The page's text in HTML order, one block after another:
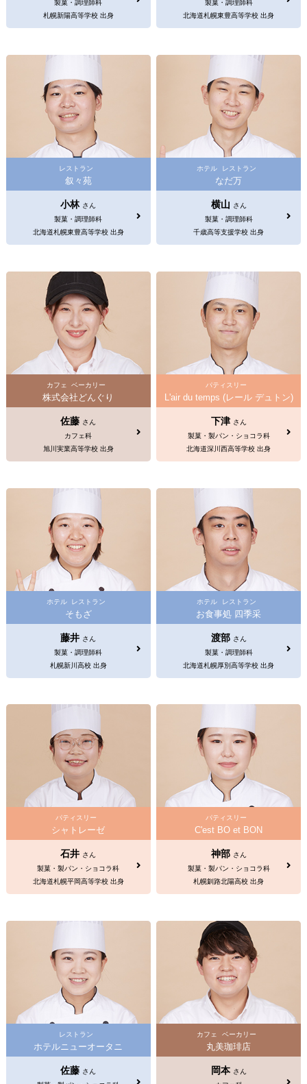
製菓・調理師科
札幌新陽高等学校 出身
製菓・調理師科
北海道札幌東豊高等学校 出身
レストラン
叙々苑
小林 さん
製菓・調理師科
北海道札幌東豊高等学校 出身
ホテル レストラン
なだ万
横山 さん
製菓・調理師科
千歳高等支援学校 出身
カフェ ベーカリー
株式会社どんぐり
佐藤 さん
カフェ科
旭川実業高等学校 出身
パティスリー
L'air du temps (レール デュトン)
下津 さん
製菓・製パン・ショコラ科
北海道深川西高等学校 出身
ホテル レストラン
そもざ
藤井 さん
製菓・調理師科
札幌新川高校 出身
ホテル レストラン
お食事処 四季采
渡部 さん
製菓・調理師科
北海道札幌厚別高等学校 出身
パティスリー
シャトレーゼ
石井 さん
製菓・製パン・ショコラ科
北海道札幌平岡高等学校 出身
パティスリー
C'est BO et BON
神部 さん
製菓・製パン・ショコラ科
札幌釧路北陽高校 出身
レストラン
ホテルニューオータニ
佐藤 さん
カフェ ベーカリー
丸美珈琲店
岡本 さん